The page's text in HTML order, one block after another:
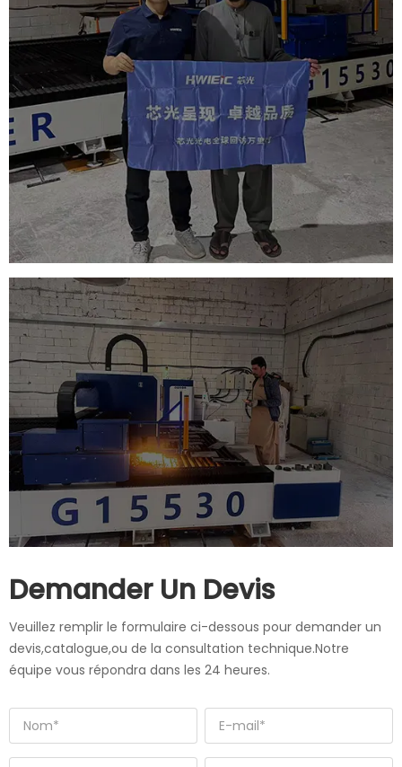
Demander Un Devis
Veuillez remplir le formulaire ci-dessous pour demander un
devis,catalogue,ou de la consultation technique.Notre
équipe vous répondra dans les 24 heures.